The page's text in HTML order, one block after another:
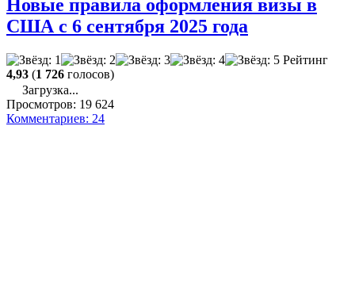
Новые правила оформления визы в
США с 6 сентября 2025 года
Рейтинг
4,93 (1 726 голосов)
Загрузка...
Просмотров: 19 624
Комментариев: 24